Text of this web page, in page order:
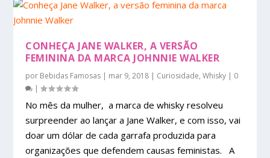
CONHEÇA JANE WALKER, A VERSÃO
FEMININA DA MARCA JOHNNIE WALKER
por Bebidas Famosas | mar 9, 2018 | Curiosidade,Whisky | 0
|
No mês da mulher, a marca de whisky resolveu
surpreender ao lançar a Jane Walker, e com isso, vai
doar um dólar de cada garrafa produzida para
organizações que defendem causas feministas. A